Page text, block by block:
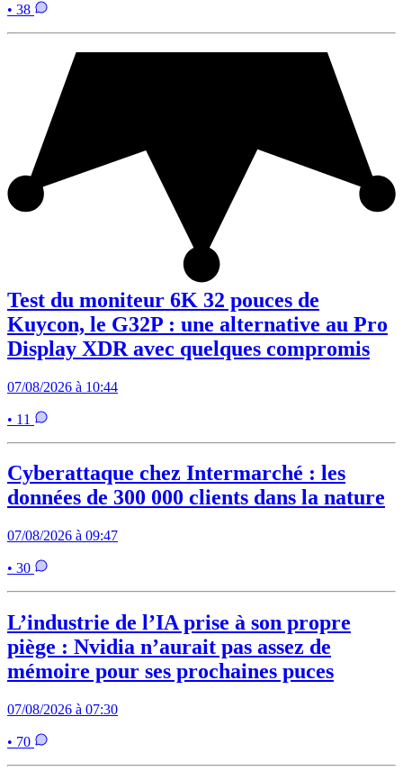
• 38
Test du moniteur 6K 32 pouces de
Kuycon, le G32P : une alternative au Pro
Display XDR avec quelques compromis
07/08/2026 à 10:44
• 11
Cyberattaque chez Intermarché : les
données de 300 000 clients dans la nature
07/08/2026 à 09:47
• 30
L’industrie de l’IA prise à son propre
piège : Nvidia n’aurait pas assez de
mémoire pour ses prochaines puces
07/08/2026 à 07:30
• 70